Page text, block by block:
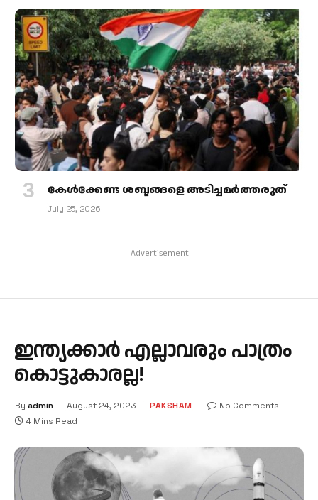
കേള്‍ക്കേണ്ട ശബ്ദങ്ങളെ അടിച്ചമര്‍ത്തരുത്
July 25, 2026
Advertisement
ഇന്ത്യക്കാര്‍ എല്ലാവരും പാത്രം
കൊട്ടുകാരല്ല!
By admin August 24, 2023 PAKSHAM
No Comments
4 Mins Read